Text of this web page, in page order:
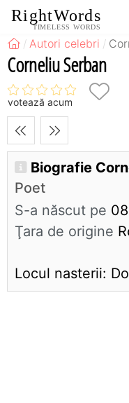
RightWords
TIMELESS WORDS
Autori celebri
Corneliu Serban
votează acum
Biografie
Poet
S-a născut pe
Ţara de origine
Locul nasterii: